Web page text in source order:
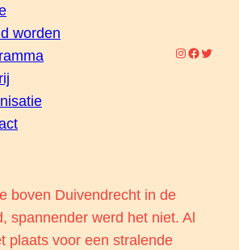
worden
Instagram
Twitter
boven Duivendrecht in de
spannender werd het niet. Al
plaats voor een stralende